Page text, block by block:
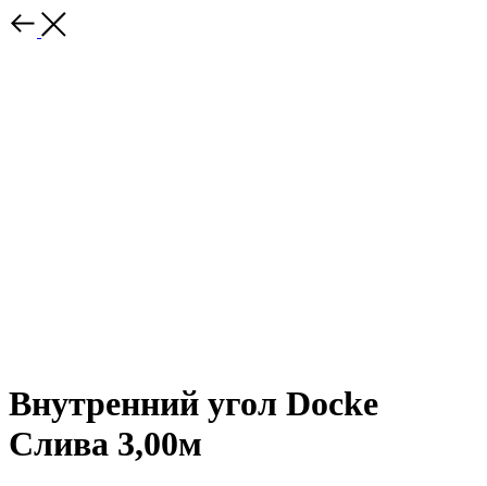
Внутренний угол Docke
Слива 3,00м